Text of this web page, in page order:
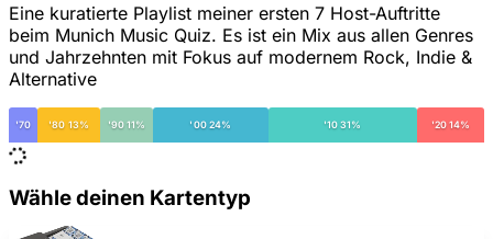
Eine kuratierte Playlist meiner ersten 7 Host-Auftritte
beim Munich Music Quiz. Es ist ein Mix aus allen Genres
und Jahrzehnten mit Fokus auf modernem Rock, Indie &
Alternative
'70 '80 13% '90 11% '00 24% '10 31% '20 14%
Wähle deinen Kartentyp